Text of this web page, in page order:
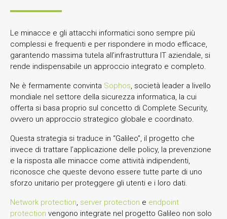
Le minacce e gli attacchi informatici sono sempre più
complessi e frequenti e per rispondere in modo efficace,
garantendo massima tutela all’infrastruttura IT aziendale, si
rende indispensabile un approccio integrato e completo.
Ne è fermamente convinta Sophos, società leader a livello
mondiale nel settore della sicurezza informatica, la cui
offerta si basa proprio sul concetto di Complete Security,
ovvero un approccio strategico globale e coordinato.
Questa strategia si traduce in “Galileo”, il progetto che
invece di trattare l’applicazione delle policy, la prevenzione
e la risposta alle minacce come attività indipendenti,
riconosce che queste devono essere tutte parte di uno
sforzo unitario per proteggere gli utenti e i loro dati.
Network protection, server protection e endpoint
protection vengono integrate nel progetto Galileo non solo